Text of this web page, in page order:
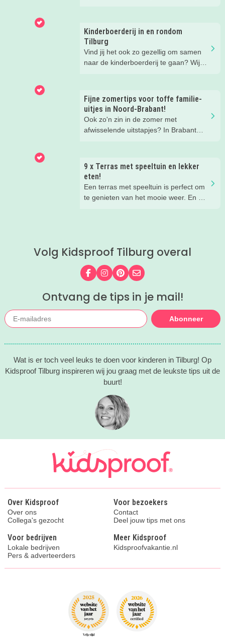
voor je op een rij gezet.
Kinderboerderij in en rondom
Tilburg
Vind jij het ook zo gezellig om samen
naar de kinderboerderij te gaan? Wij
afwisseling. Daarom hebben wij voor
jou onze favoriete kinderboerderijen op
een rijtje gezet. Lees je mee?
Fijne zomertips voor toffe familie-
uitjes in Noord-Brabant!
Ook zo'n zin in de zomer met
afwisselende uitstapjes? In Brabant
natuur, ga voor een actief uitje, een
verrassende museum of ontdek de
gezellige steden. Wij verzamelden hele
toffe tips voor je.
9 x Terras met speeltuin en lekker
eten!
Een terras met speeltuin is perfect om
te genieten van het mooie weer. En om
Wij hebben een paar restaurants met
terras en speeltuin in Tilburg en
omgeving voor je op een rij gezet. Dat
is makkelijk een super fijn plekje
vinden!
Volg Kidsproof Tilburg overal
Volg ons op Facebook
Volg ons op Instagram
Volg ons op Pinterest
Mail ons
Ontvang de tips in je mail!
Abonneer
Wat is er toch veel leuks te doen voor kinderen in Tilburg! Op
Kidsproof Tilburg inspireren wij jou graag met de leukste tips uit de
buurt!
Over Kidsproof
Over ons
Collega's gezocht
Voor bezoekers
Contact
Deel jouw tips met ons
Voor bedrijven
Lokale bedrijven
Pers & adverteerders
Meer Kidsproof
Kidsproofvakantie.nl